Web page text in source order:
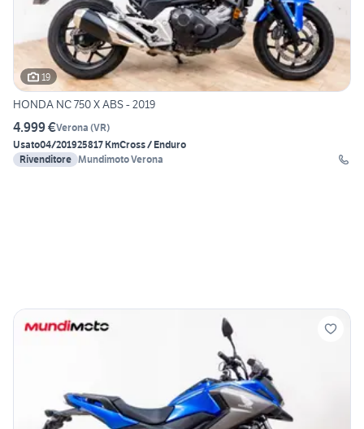
19
HONDA NC 750 X ABS - 2019
4.999 €Verona (VR)
Usato04/201925817 KmCross / Enduro
Rivenditore Mundimoto Verona